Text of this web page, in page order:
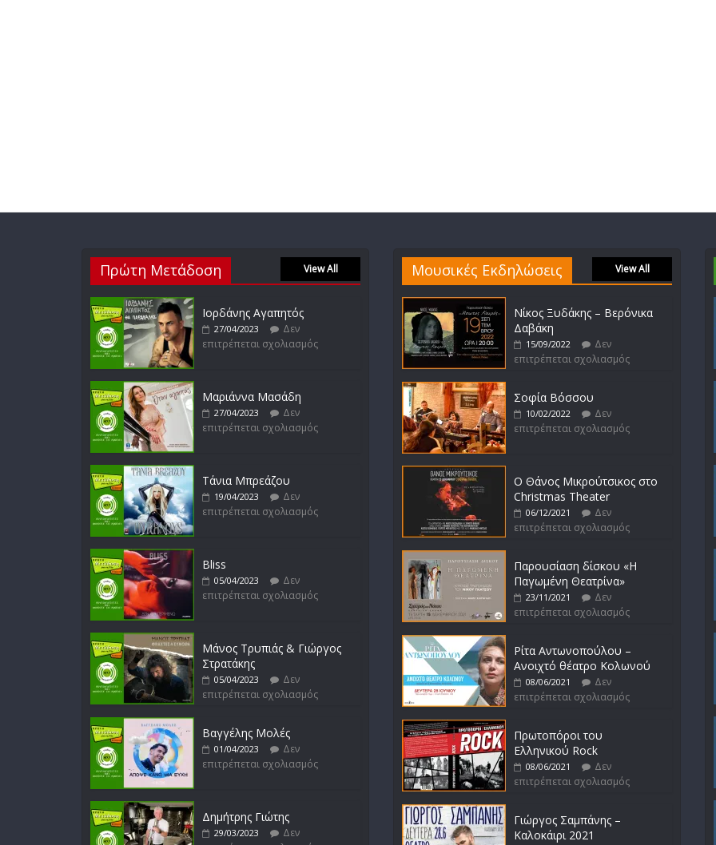
Πρώτη Μετάδοση View All
Ιορδάνης Αγαπητός
27/04/2023
Δεν
επιτρέπεται σχολιασμός
Μαριάννα Μασάδη
27/04/2023
Δεν
επιτρέπεται σχολιασμός
Τάνια Μπρεάζου
19/04/2023
Δεν
επιτρέπεται σχολιασμός
Bliss
05/04/2023
Δεν
επιτρέπεται σχολιασμός
Μάνος Τρυπιάς & Γιώργος
Στρατάκης
05/04/2023
Δεν
επιτρέπεται σχολιασμός
Βαγγέλης Μολές
01/04/2023
Δεν
επιτρέπεται σχολιασμός
Δημήτρης Γιώτης
29/03/2023
Δεν
Μουσικές Εκδηλώσεις View All
Νίκος Ξυδάκης – Βερόνικα
Δαβάκη
15/09/2022
Δεν
επιτρέπεται σχολιασμός
Σοφία Βόσσου
10/02/2022
Δεν
επιτρέπεται σχολιασμός
Ο Θάνος Μικρούτσικος στο
Christmas Theater
06/12/2021
Δεν
επιτρέπεται σχολιασμός
Παρουσίαση δίσκου «Η
Παγωμένη Θεατρίνα»
23/11/2021
Δεν
επιτρέπεται σχολιασμός
Ρίτα Αντωνοπούλου –
Ανοιχτό θέατρο Κολωνού
08/06/2021
Δεν
επιτρέπεται σχολιασμός
Πρωτοπόροι του
Ελληνικού Rock
08/06/2021
Δεν
επιτρέπεται σχολιασμός
Γιώργος Σαμπάνης –
Καλοκάιρι 2021